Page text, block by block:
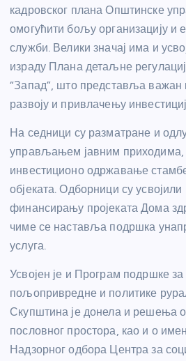
кадровског плана Општинске
омогућити бољу организацију и
служби. Велики значај има и
израду Плана детаљне
“Запад”, што представља важан
развоју и привлачењу
На седници су разматране и
управљањем јавним приходима,
инвестиционо одржавање
објеката. Одборници су
финансирању пројеката Дома
чиме се наставља подршка
услуга.
Усвојен је и Програм подршке
пољопривредне и политике
Скупштина је донела и решења
пословног простора, као и о
Надзорног одбора Центра за